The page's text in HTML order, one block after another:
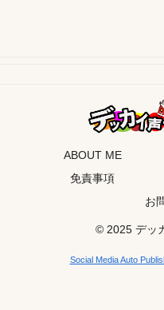
ABOUT ME
免責事項
お
© 2025 デッ
Social Media Auto